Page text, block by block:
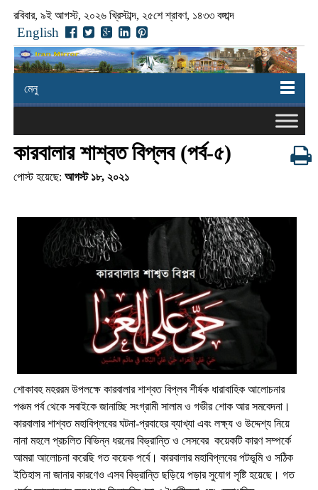
রবিবার, ৯ই আগস্ট, ২০২৬ খ্রিস্টাব্দ, ২৫শে শ্রাবণ, ১৪৩৩ বঙ্গাব্দ
English
মেনু
কারবালার শাশ্বত বিপ্লব (পর্ব-৫)
পোস্ট হয়েছে: আগস্ট ১৮, ২০২১
শোকাবহ মহররম উপলক্ষে কারবালার শাশ্বত বিপ্লব শীর্ষক ধারাবাহিক আলোচনার
পঞ্চম পর্ব থেকে সবাইকে জানাচ্ছি সংগ্রামী সালাম ও গভীর শোক আর সমবেদনা।
কারবালার শাশ্বত মহাবিপ্লবের ঘটনা-প্রবাহের ব্যাখ্যা এবং লক্ষ্য ও উদ্দেশ্য নিয়ে
নানা মহলে প্রচলিত বিভিন্ন ধরনের বিভ্রান্তি ও সেসবের কয়েকটি কারণ সম্পর্কে
আমরা আলোচনা করেছি গত কয়েক পর্বে। কারবালার মহাবিপ্লবের পটভূমি ও সঠিক
ইতিহাস না জানার কারণেও এসব বিভ্রান্তি ছড়িয়ে পড়ার সুযোগ সৃষ্টি হয়েছে। গত